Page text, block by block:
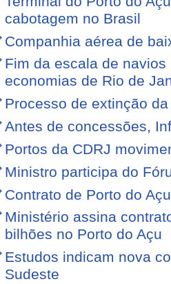
cabotagem no Brasil
Companhia aérea de
Fim da escala de
economias de Rio de
Processo de extinção
Antes de concessões,
Portos da CDRJ
Ministro participa do
Contrato de Porto do
Ministério assina
bilhões no Porto do Açu
Estudos indicam nova
Sudeste